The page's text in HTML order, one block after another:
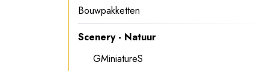
Bouwpakketten
Scenery - Natuur
GMiniatureS